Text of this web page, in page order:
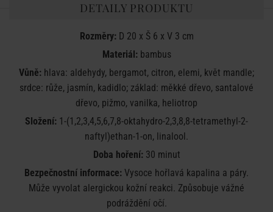
DETAILY PRODUKTU
Rozměry:D 20 x Š 6 x V 3 cm
Materiál:bambus
Vůně: hlava: aldehydy, bergamot, citron, elemi, květ mandle;
srdce: růže, jasmín, kadidlo; základ: měkké dřevo, santalové
dřevo, pižmo, vanilka, heliotrop
Složení: 1-(1,2,3,4,5,6,7,8-oktahydro-2,3,8,8-tetramethyl-2-
naftyl)ethan-1-on, linalool.
Doba hoření:30 minut
Bezpečnostní informace: Vysoce hořlavá kapalina a páry.
Může vyvolat alergickou kožní reakci. Způsobuje vážné
podráždění očí.